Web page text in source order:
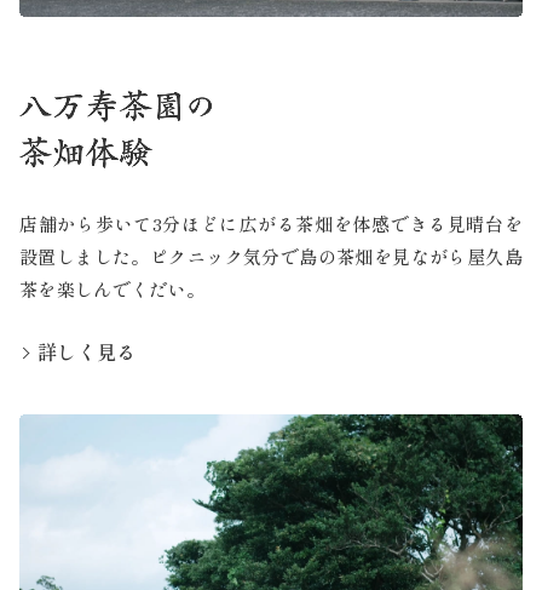
店舗から歩いて3分ほどに広がる茶畑を体感できる見晴台を
設置しました。ピクニック気分で島の茶畑を見ながら屋久島
茶を楽しんでくだい。
詳しく見る